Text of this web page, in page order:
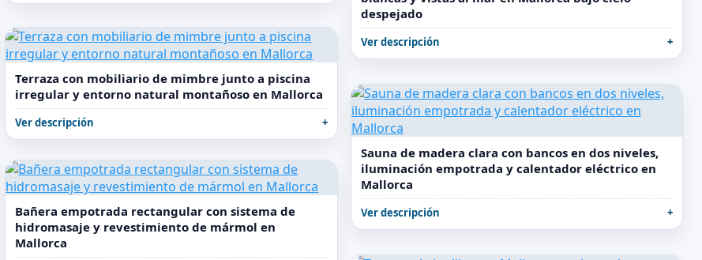
despejado
Ver descripción
Terraza con mobiliario de mimbre junto a piscina
irregular y entorno natural montañoso en Mallorca
Ver descripción
Sauna de madera clara con bancos en dos niveles,
iluminación empotrada y calentador eléctrico en
Mallorca
Ver descripción
Bañera empotrada rectangular con sistema de
hidromasaje y revestimiento de mármol en
Mallorca